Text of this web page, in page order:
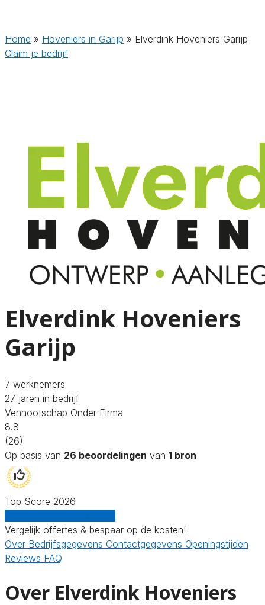
Home » Hoveniers in Garijp » Elverdink Hoveniers Garijp
Claim je bedrijf
Elverdink Hoveniers
Garijp
7 werknemers
27 jaren in bedrijf
Vennootschap Onder Firma
8.8
(26)
Op basis van 26 beoordelingen van 1 bron
Top Score 2026
Vergelijk offertes & bespaar op de kosten!
Over Bedrijfsgegevens Contactgegevens Openingstijden
Reviews FAQ
Over Elverdink Hoveniers